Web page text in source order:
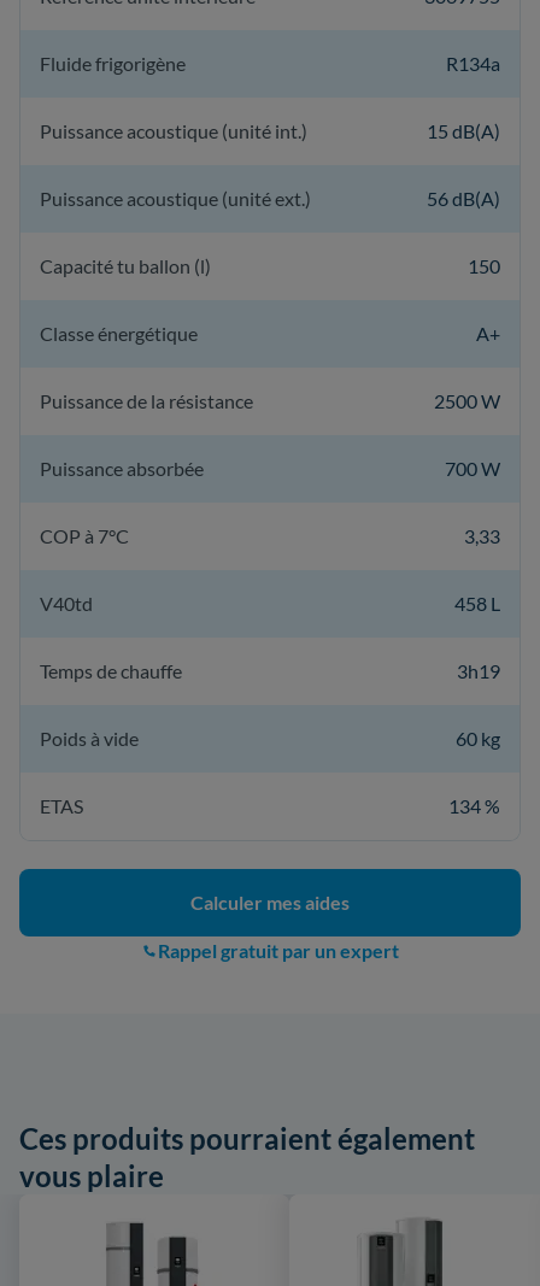
Fluide frigorigène R134a
Puissance acoustique (unité int.) 15 dB(A)
Puissance acoustique (unité ext.) 56 dB(A)
Capacité tu ballon (l) 150
Classe énergétique A+
Puissance de la résistance 2500 W
Puissance absorbée 700 W
COP à 7°C 3,33
V40td 458 L
Temps de chauffe 3h19
Poids à vide 60 kg
ETAS 134 %
Calculer mes aides
Rappel gratuit par un expert
Ces produits pourraient également
vous plaire